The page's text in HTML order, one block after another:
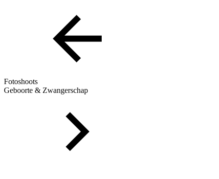
Fotoshoots
Geboorte & Zwangerschap